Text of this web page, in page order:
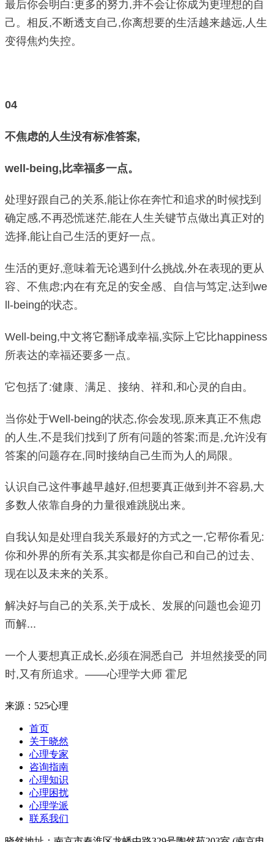
最后你会明白:更多的努力,并不会让你成为更理想的自
己。相反,不断透支自己,你离想要的生活越来越远,人生
变得焦灼失控。
04
不焦虑的人生没有标准答案,
well-being,比幸福多一点。
处理好跟自己的关系,能让你在奔忙和追求的时候找到
确定感,不再恐慌迷茫,能在人生关键节点做出真正对的
选择,能让自己生活的更好一点。
生活的更好,意味着无论遇到什么挑战,外在表现的更从
容、不焦虑;内在有充足的安全感、自信与笃定,达到we
ll-being的状态。
Well-being,中文将它翻译成幸福,实际上它比happiness
所表达的幸福还要多一点。
它包括了:健康、满足、接纳、祥和,和心灵的自由。
当你处于Well-being的状态,你会发现,原来真正不焦虑
的人生,不是我们找到了所有问题的答案;而是,允许没有
答案的问题存在,同时接纳自己生而为人的局限。
认识自己这件事越早越好,但想要真正做到并不容易,大
多数人依靠自身的力量很难跳脱出来。
自我认知是处理自我关系最好的方式之一,它帮你看见:
你和外界的所有关系,其实都是你自己和自己的过去、
现在以及未来的关系。
解决好与自己的关系,关于成长、发展的问题也会迎刃
而解...
一个人要想真正成长,必须在洞悉自己 并坦然接受的同
时,又有所追求。——心理学大师 霍尼
来源：525心理
首页
关于晓然
心理专家
咨询指南
心理知识
心理困扰
心理学派
联系我们